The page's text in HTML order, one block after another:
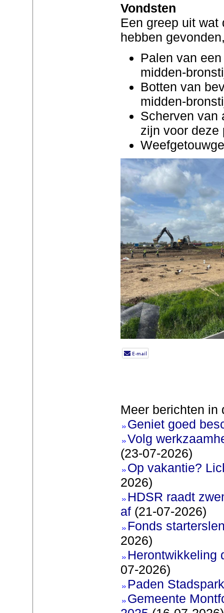
Vondsten
Een greep uit wat
hebben
Palen van
midden-
Botten van
midden-
Scherven van
zijn voor deze
Meer berichten in
Geniet goed
Volg
(23-07-2026)
Op vakantie?
2026)
HDSR raadt
af(21-07-2026)
Fonds
2026)
Herontwikkeling
07-2026)
Paden
Gemeente